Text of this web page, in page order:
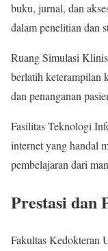
buku, jurnal, dan
dalam penelitian dan
Ruang Simulasi
berlatih keterampilan
dan penanganan
Fasilitas Teknologi
internet yang handal
pembelajaran dari
Prestasi dan
Fakultas Kedokteran